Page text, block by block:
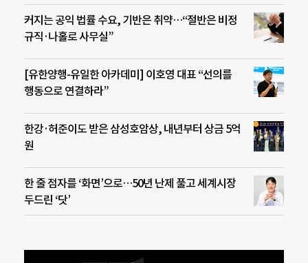
커지는 공익 법률 수요, 기반은 취약…“절반은 비정
규직·나홀로 사무실”
[유한양행-유일한 아카데미] 이호영 대표 “선의를
행동으로 연결하라”
한강·허준이도 받은 삼성호암상, 내년부터 상금 5억
원
한 줄 점자를 ‘화면’으로…50년 난제 풀고 세계시장
두드린 ‘닷’